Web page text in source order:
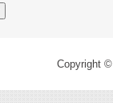
Copyright